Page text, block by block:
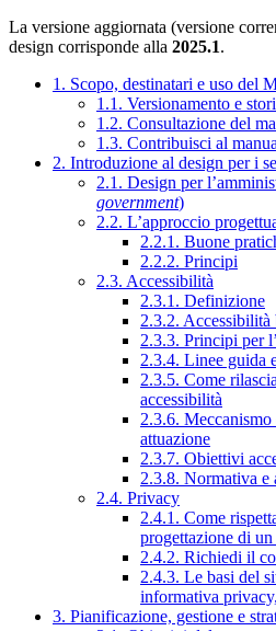
La versione aggiornata (versione
design corrisponde alla 2025.1.
1. Scopo, destinatari e uso del
1.1. Versionamento e
1.2. Consultazione del
1.3. Contribuisci al
2. Introduzione al design per i
2.1. Design per
government)
2.2. L’approccio
2.2.1. Buone
2.2.2. Principi
2.3. Accessibilità
2.3.1. Definizione
2.3.2. Accessibilità
2.3.3. Principi per
2.3.4. Linee guida
2.3.5. Come
accessibilità
2.3.6.
attuazione
2.3.7. Obiettivi
2.3.8. Normativa e
2.4. Privacy
2.4.1. Come
progettazione di
2.4.2. Richiedi il
2.4.3. Le basi del
informativa
3. Pianificazione, gestione e